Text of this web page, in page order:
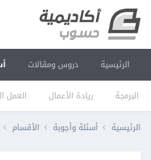
الرئيسية دروس ومقالات
البرمجة ريادة الأعمال العمل
الرئيسية أسئلة وأجوبة الأقسام